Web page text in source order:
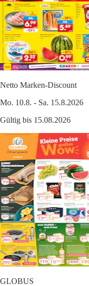
Netto Marken-Discount
Mo. 10.8. - Sa. 15.8.2026
Gültig bis 15.08.2026
GLOBUS